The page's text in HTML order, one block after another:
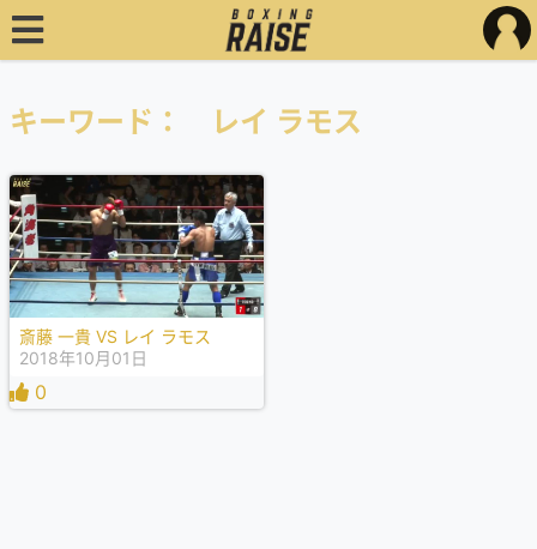
キーワード： レイ ラモス
斎藤 一貴 VS レイ ラモス
2018年10月01日
0